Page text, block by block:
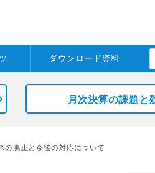
ダウンロード資料
月次決算の課題と
の廃止と今後の対応について